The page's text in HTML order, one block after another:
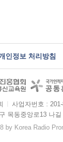
인정보 처리방침
사업자번호 :
목동중앙로13 나
by Korea Radio